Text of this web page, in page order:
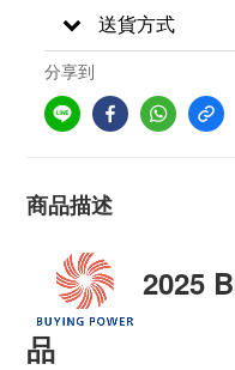
送貨方式
分享到
商品描述
2025
品